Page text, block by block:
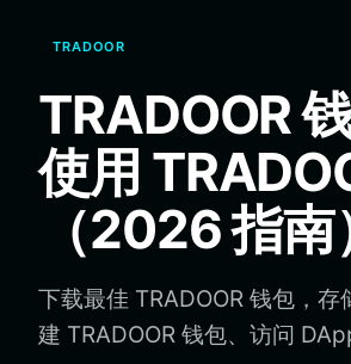
繁體中文
Bahasa Indonesia
ภาษาไทย
Português (Brasil)
Español (Argentina)
TRADOOR
TRADOOR
使用
（2026 指南
下载最佳 TRADOOR 钱包，存
建 TRADOOR 钱包、访问